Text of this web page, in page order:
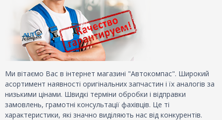
Ми вітаємо Вас в інтернет магазині "Автокомпас". Широкий
асортимент наявності оригінальних запчастин і їх аналогів за
низькими цінами. Швидкі терміни обробки і відправки
замовлень, грамотні консультації фахівців. Це ті
характеристики, які значно виділяють нас від конкурентів.